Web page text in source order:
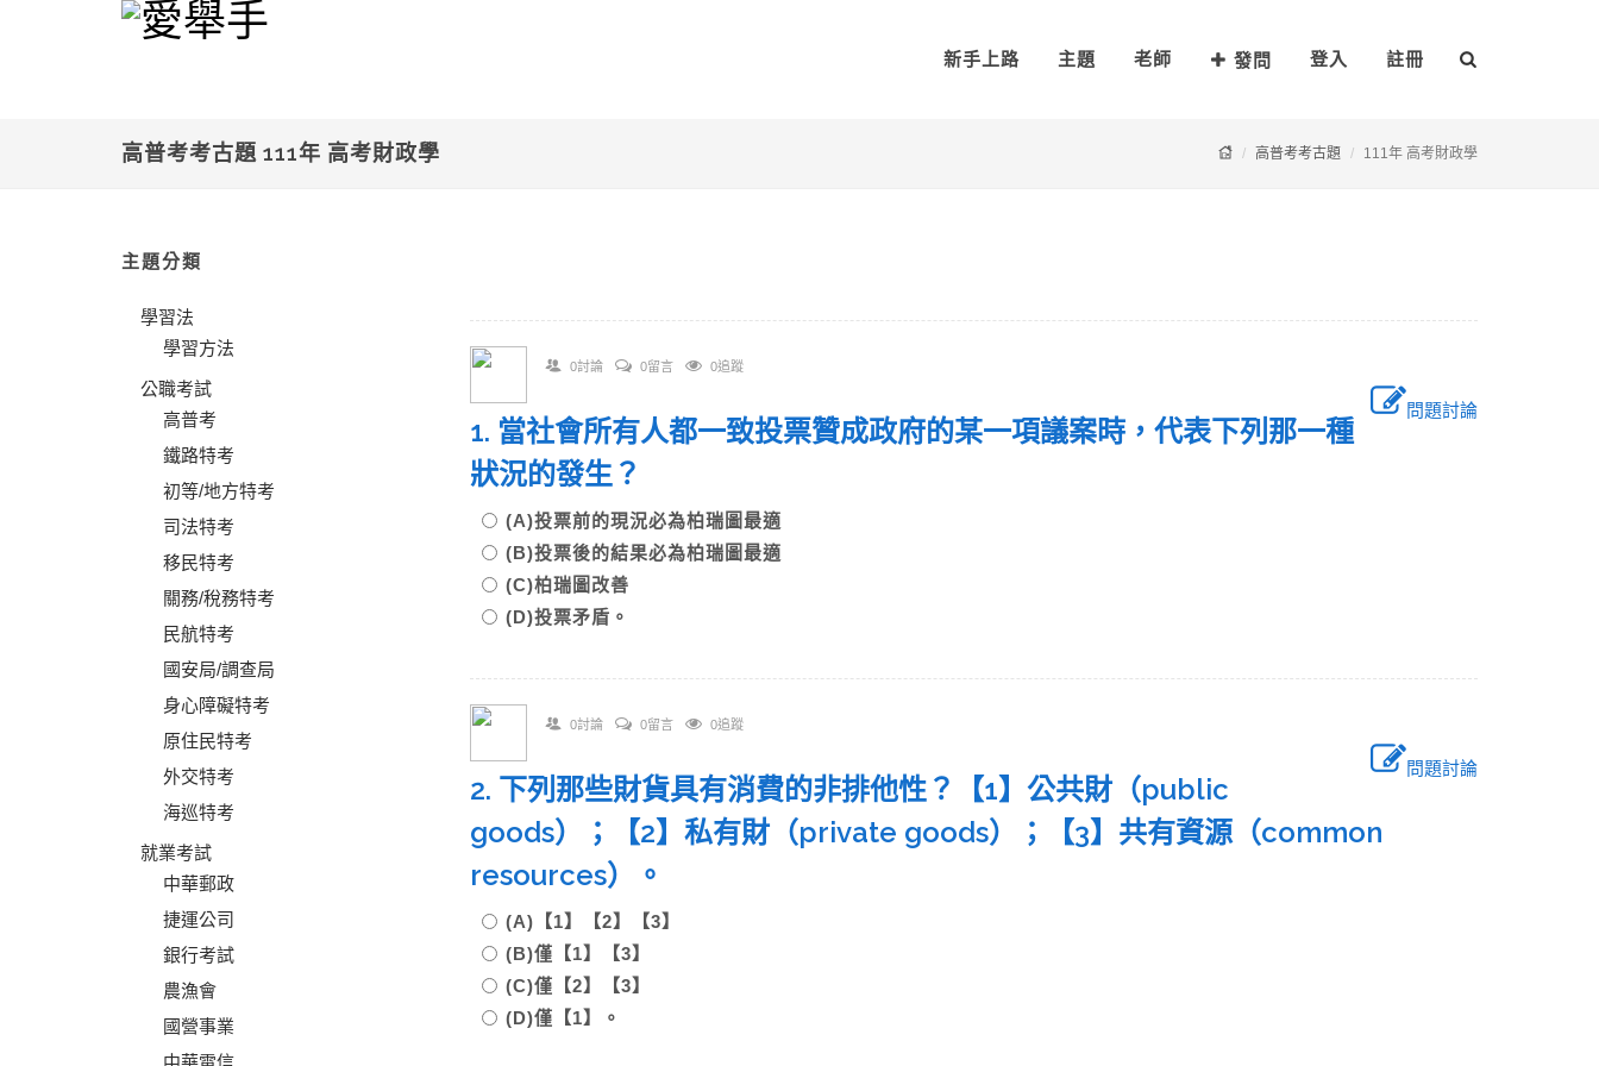
新手上路 主題 老師 發問 登入 註冊
高普考考古題 111年 高考財政學 高普考考古題 111年 高考財政學
主題分類
學習法
學習方法
公職考試
高普考
鐵路特考
初等/地方特考
司法特考
移民特考
關務/稅務特考
民航特考
國安局/調查局
身心障礙特考
原住民特考
外交特考
海巡特考
就業考試
中華郵政
捷運公司
銀行考試
農漁會
國營事業
中華電信
0討論 0留言 0追蹤
問題討論
1. 當社會所有人都一致投票贊成政府的某一項議案時，代表下列那一種
狀況的發生？
(A)投票前的現況必為柏瑞圖最適
(B)投票後的結果必為柏瑞圖最適
(C)柏瑞圖改善
(D)投票矛盾。
0討論 0留言 0追蹤
問題討論
2. 下列那些財貨具有消費的非排他性？【1】公共財（public
goods）；【2】私有財（private goods）；【3】共有資源（common
resources）。
(A)【1】【2】【3】
(B)僅【1】【3】
(C)僅【2】【3】
(D)僅【1】。